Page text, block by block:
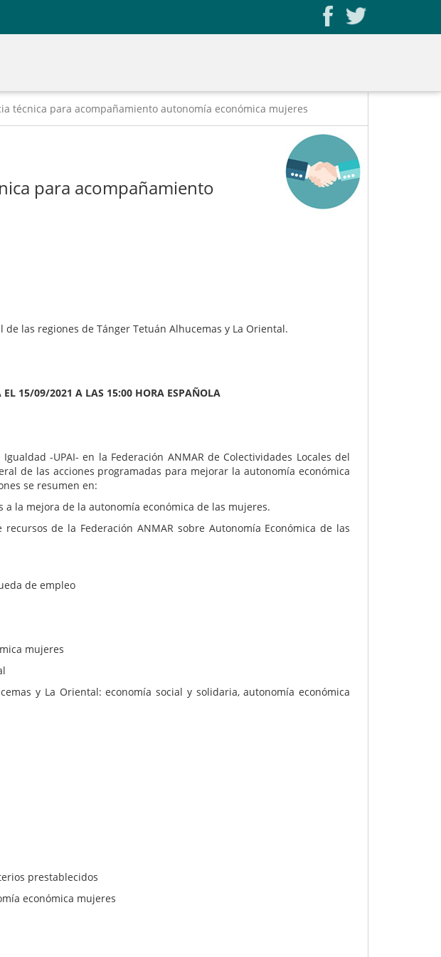
técnica para acompañamiento autonomía económica mujeres
para acompañamiento
las regiones de Tánger Tetuán Alhucemas y La Oriental.
15/09/2021 A LAS 15:00 HORA ESPAÑOLA
-UPAI- en la Federación ANMAR de Colectividades Locales del
de las acciones programadas para mejorar la autonomía económica
se resumen en:
mejora de la autonomía económica de las mujeres.
de la Federación ANMAR sobre Autonomía Económica de las
de empleo
mujeres
y La Oriental: economía social y solidaria, autonomía económica
prestablecidos
económica mujeres